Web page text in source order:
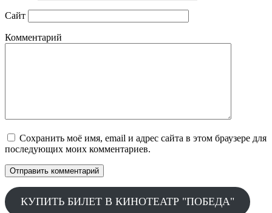
Сайт
Комментарий
Сохранить моё имя, email и адрес сайта в этом браузере для
последующих моих комментариев.
КУПИТЬ БИЛЕТ В КИНОТЕАТР "ПОБЕДА"